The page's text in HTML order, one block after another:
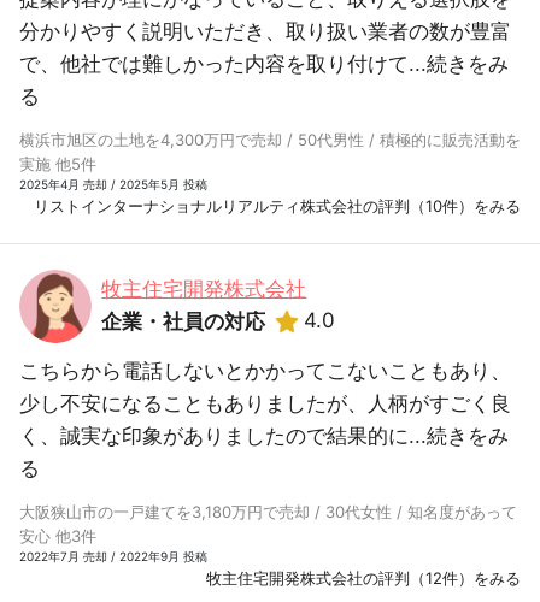
分かりやすく説明いただき、取り扱い業者の数が豊富
で、他社では難しかった内容を取り付けて...続きをみ
る
横浜市旭区の土地を4,300万円で売却 / 50代男性 / 積極的に販売活動を
実施 他5件
2025年4月 売却 / 2025年5月 投稿
リストインターナショナルリアルティ株式会社の評判（10件）をみる
牧主住宅開発株式会社
企業・社員の対応
4.0
こちらから電話しないとかかってこないこともあり、
少し不安になることもありましたが、人柄がすごく良
く、誠実な印象がありましたので結果的に...続きをみ
る
大阪狭山市の一戸建てを3,180万円で売却 / 30代女性 / 知名度があって
安心 他3件
2022年7月 売却 / 2022年9月 投稿
牧主住宅開発株式会社の評判（12件）をみる